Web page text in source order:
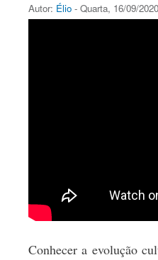
Autor: Élio - Quarta, 16/09/
Conhecer a evolução